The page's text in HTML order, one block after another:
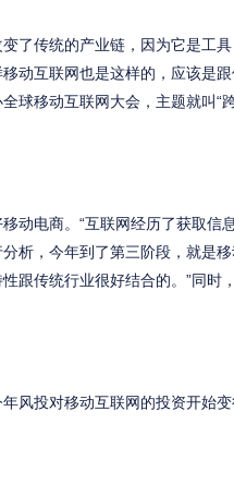
了传统的产业链，因为它是工
动互联网也是这样的，应该是
球移动互联网大会，主题就叫“
动电商。“互联网经历了获取信
析，今年到了第三阶段，就是
跟传统行业很好结合的。”同时
风投对移动互联网的投资开始